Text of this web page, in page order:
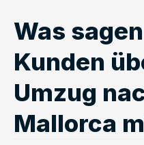
Was
Kunden
Umzug
Mallorca